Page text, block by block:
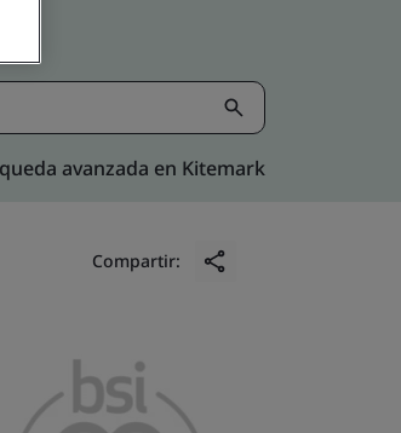
avanzada en Kitemark
Compartir: